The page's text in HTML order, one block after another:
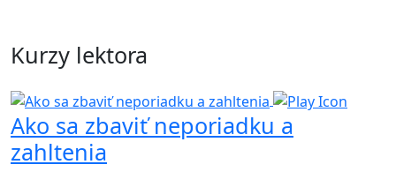
Kurzy lektora
Ako sa zbaviť neporiadku a
zahltenia